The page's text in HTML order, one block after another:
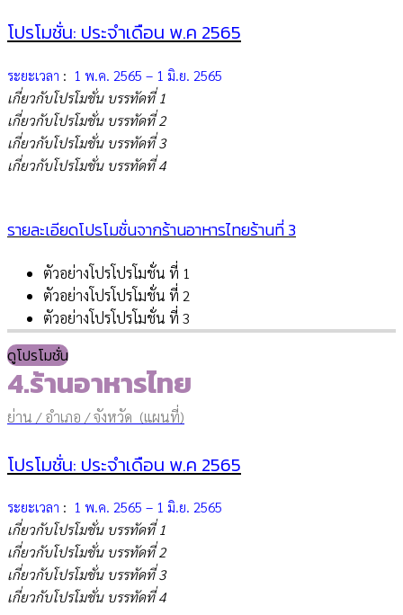
โปรโมชั่น: ประจำเดือน พ.ค 2565
ระยะเวลา : 1 พ.ค. 2565 – 1 มิ.ย. 2565
เกี่ยวกับโปรโมชั่น บรรทัดที่ 1
เกี่ยวกับโปรโมชั่น บรรทัดที่ 2
เกี่ยวกับโปรโมชั่น บรรทัดที่ 3
เกี่ยวกับโปรโมชั่น บรรทัดที่ 4
รายละเอียดโปรโมชั่นจากร้านอาหารไทยร้านที่ 3
ตัวอย่างโปรโปรโมชั่น ที่ 1
ตัวอย่างโปรโปรโมชั่น ที่ 2
ตัวอย่างโปรโปรโมชั่น ที่ 3
ดูโปรโมชั่น
4.ร้านอาหารไทย
ย่าน / อำเภอ / จังหวัด (แผนที่)
โปรโมชั่น: ประจำเดือน พ.ค 2565
ระยะเวลา : 1 พ.ค. 2565 – 1 มิ.ย. 2565
เกี่ยวกับโปรโมชั่น บรรทัดที่ 1
เกี่ยวกับโปรโมชั่น บรรทัดที่ 2
เกี่ยวกับโปรโมชั่น บรรทัดที่ 3
เกี่ยวกับโปรโมชั่น บรรทัดที่ 4